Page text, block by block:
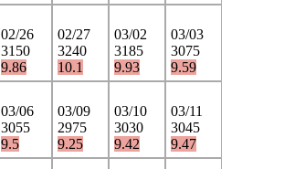
02/26
3150
9.86
02/27
3240
10.1
03/02
3185
9.93
03/03
3075
9.59
03/06
3055
9.5
03/09
2975
9.25
03/10
3030
9.42
03/11
3045
9.47